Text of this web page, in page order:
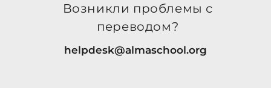
Возникли проблемы с
переводом?
helpdesk@almaschool.org